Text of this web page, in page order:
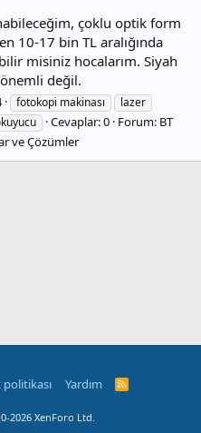
çoklu optik form
10-17 bin TL aralığında
misiniz hocalarım. Siyah
değil.
fotokopi makinası
lazer
Cevaplar: 0 Forum: BT
ve Çözümler
politikası Yardım
R
2026 XenForo Ltd.